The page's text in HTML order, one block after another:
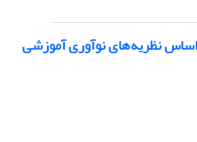
نظریه‌های نوآوری آموزشی